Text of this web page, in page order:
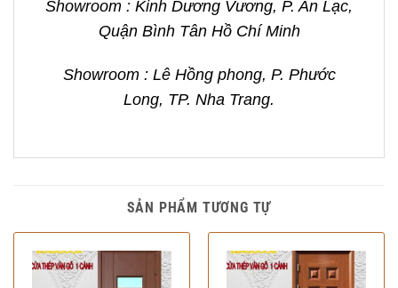
Showroom : Kinh Dương Vương, P. An Lạc,
Quận Bình Tân Hồ Chí Minh
Showroom : Lê Hồng phong, P. Phước
Long, TP. Nha Trang.
SẢN PHẨM TƯƠNG TỰ